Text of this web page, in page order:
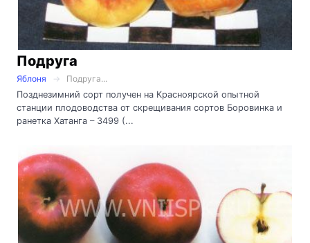
Подруга
Яблоня
Подруга...
Позднезимний сорт получен на Красноярской опытной
станции плодоводства от скрещивания сортов Боровинка и
ранетка Хатанга – 3499 (...